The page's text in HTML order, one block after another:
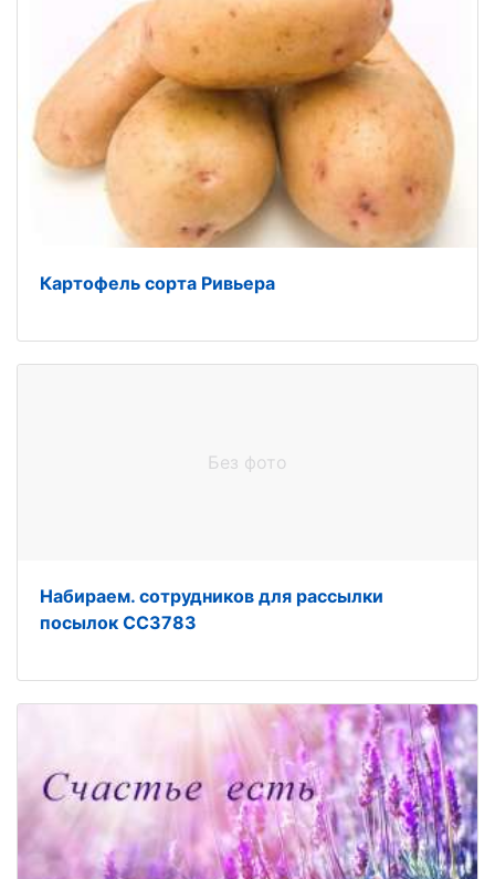
Картофель сорта Ривьера
Без фото
Набираем. сотрудников для рассылки
посылок CC3783